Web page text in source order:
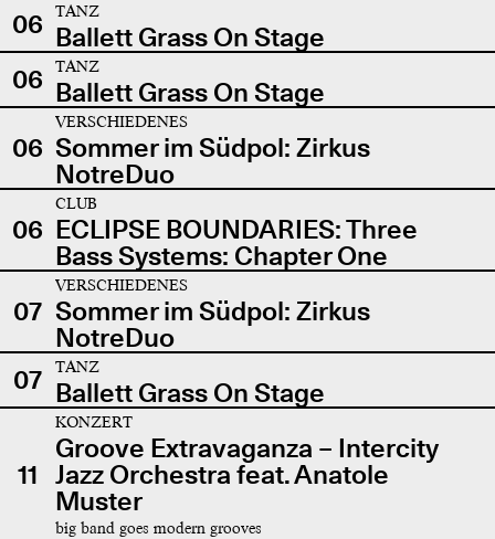
06
TANZ
Ballett Grass On Stage
06
TANZ
Ballett Grass On Stage
06
VERSCHIEDENES
Sommer im Südpol: Zirkus
NotreDuo
06
CLUB
ECLIPSE BOUNDARIES: Three
Bass Systems: Chapter One
07
VERSCHIEDENES
Sommer im Südpol: Zirkus
NotreDuo
07
TANZ
Ballett Grass On Stage
11
KONZERT
Groove Extravaganza – Intercity
Jazz Orchestra feat. Anatole
Muster
big band goes modern grooves